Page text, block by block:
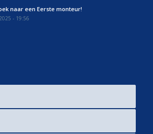
naar een Eerste monteur!
- 19:56